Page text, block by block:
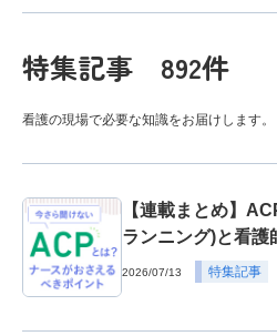
特集記事 892件
看護の現場で必要な知識をお届けします。
【連載まとめ】
ランニング)と看護
2026/07/13 特集記事